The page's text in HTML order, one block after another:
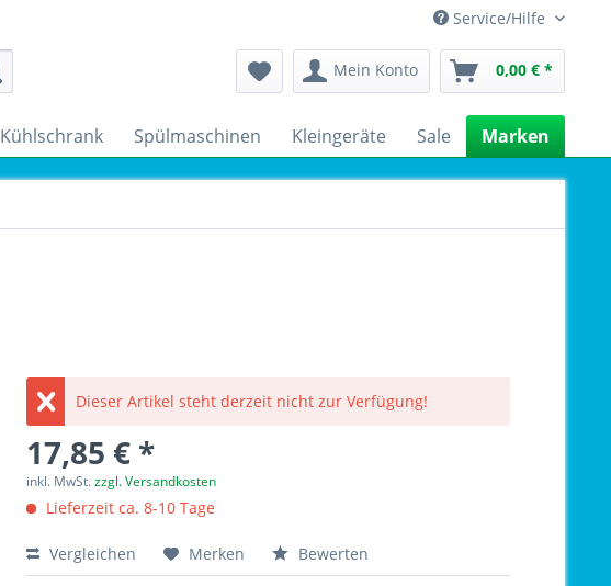
Service/Hilfe
Mein Konto 0,00 € *
Kühlschrank Spülmaschinen Kleingeräte Sale Marken
Dieser Artikel steht derzeit nicht zur Verfügung!
17,85 € *
inkl. MwSt.zzgl. Versandkosten
Lieferzeit ca. 8-10 Tage
Vergleichen Merken Bewerten